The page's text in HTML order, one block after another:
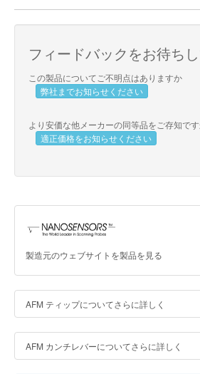
フィードバックをお待ち
この製品についてご不明点はありますか
弊社までお知らせください
より安価な他メーカーの同等品をご存知です
適正価格をお知らせください
製造元のウェブサイトを製品を見る
AFM ティップについてさらに詳しく
AFM カンチレバーについてさらに詳しく